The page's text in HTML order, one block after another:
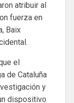
atribuir al
fuerza en
Baix
el
de Cataluña
y
dispositivo